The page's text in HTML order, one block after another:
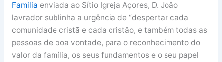
Familia enviada ao Sítio Igreja Açores, D. João
lavrador sublinha a urgência de “despertar cada
comunidade cristã e cada cristão, e também todas as
pessoas de boa vontade, para o reconhecimento do
valor da família, os seus fundamentos e o seu papel